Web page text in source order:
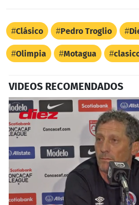
Clásico Pedro Troglio
Olimpia Motagua
VIDEOS RECOMENDADOS